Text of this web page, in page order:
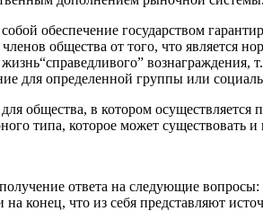
обеспечение государством
общества от того, что является
для определенной группы или
общества, в котором
типа, которое может существовать
ответа на следующие
конец, что из себя представляют